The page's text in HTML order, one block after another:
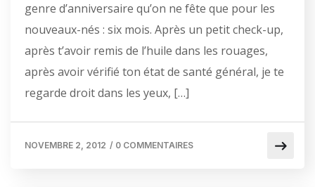
genre d’anniversaire qu’on ne fête que pour les
nouveaux-nés : six mois. Après un petit check-up,
après t’avoir remis de l’huile dans les rouages,
après avoir vérifié ton état de santé général, je te
regarde droit dans les yeux, […]
NOVEMBRE 2, 2012 / 0 COMMENTAIRES